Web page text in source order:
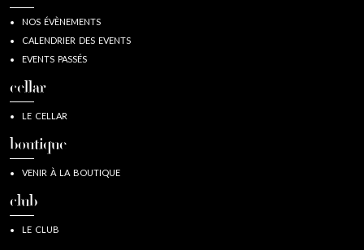
NOS ÉVÈNEMENTS
CALENDRIER DES EVENTS
EVENTS PASSÉS
cellar
LE CELLAR
boutique
VENIR À LA BOUTIQUE
club
LE CLUB